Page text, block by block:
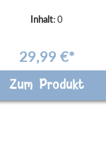
Inhalt:0
29,99 €*
Zum Produkt